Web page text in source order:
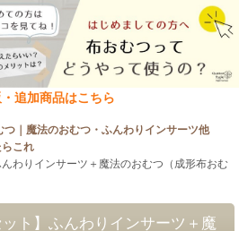
追加商品はこちら
｜魔法のおむつ・ふんわりインサーツ他
らこれ
んわりインサーツ＋魔法のおむつ（成形布おむ
ット】ふんわりインサーツ＋魔